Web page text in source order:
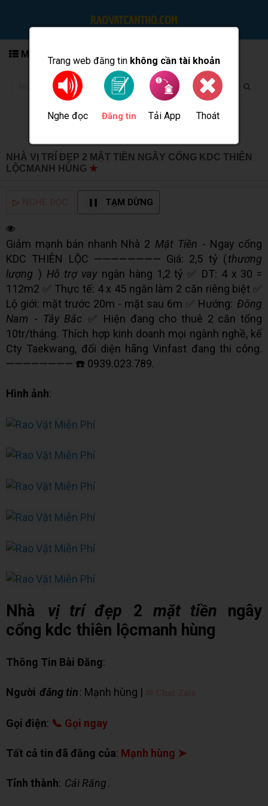
Trang web đăng tin không cần tài khoản
Nghe đọc Đăng tin Tải App Thoát
MENU
NHÀ VỊ TRÍ ĐẸP 2 MẶT TIỀN NGÂY CỔNG KDC THIÊN
LỘCMANH HÙNG ★
▷ TẠM DỪNG
Giảm mạnh bán nhanh Nhà 2 Mặt Tiền - Ngay cổng
KDC THIÊN LỘC ———————— Giá: 2,5 tỷ (thương
lượng ) Hỗ trợ vay ngân hàng 1,2 tỷ ✅ DT: 4 x 30 =
112m2 ✅ Thực tế: 4 x 45 ngăn làm 2 căn riêng biệt ✅
Lộ giới: mặt trước 20m - mặt sau 6m ✅ Hướng: Đông
Nam - Tây Bắc ✅ Hiện đang cho thuê 2 căn tổng
10tr/tháng. Thích hợp kinh doanh mọi ngành nghề, kế
Cty Taekwang, đối diện hãng Vinfast đang thi công.
———————— ☎️ 0939.023.789.
Hình ảnh:
Nhà vị trí đẹp 2 mặt tiền ngây
cổng kdc thiên lộcmanh hùng
Thông Tin Bài Đăng:
Người đăng tin: Mạnh hùng |
Gọi điện: 📞 Gọi ngay
Tất cả tin đã đăng của: Mạnh hùng ➤
Tỉnh thành: Cái Răng.